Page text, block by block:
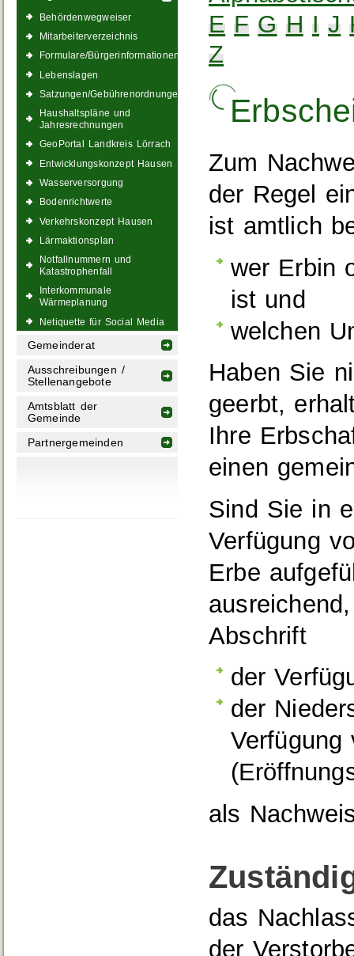
Behördenwegweiser
Mitarbeiterverzeichnis
Formulare/Bürgerinformationen
Lebenslagen
Satzungen/Gebührenordnungen
Haushaltspläne und
Jahresrechnungen
GeoPortal Landkreis Lörrach
Entwicklungskonzept Hausen
Wasserversorgung
Bodenrichtwerte
Verkehrskonzept Hausen
Lärmaktionsplan
Notfallnummern und
Katastrophenfall
Interkommunale
Wärmeplanung
Netiquette für Social Media
Gemeinderat
Ausschreibungen /
Stellenangebote
Amtsblatt der
Gemeinde
Partnergemeinden
E F G H I J
Z
Zum
der Regel
ist amtlich
wer Erbin
ist und
welchen
Haben Sie
geerbt,
Ihre
einen
Sind Sie in
Verfügung
Erbe
Abschrift
der
der
Verfügung
als
das
der